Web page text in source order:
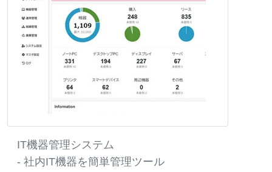
IT機器管理システム
- 社内IT機器を簡単管理ツール